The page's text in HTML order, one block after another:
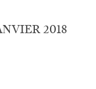
2018